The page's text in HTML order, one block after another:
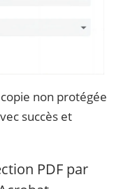
non protégée
succès et
PDF par